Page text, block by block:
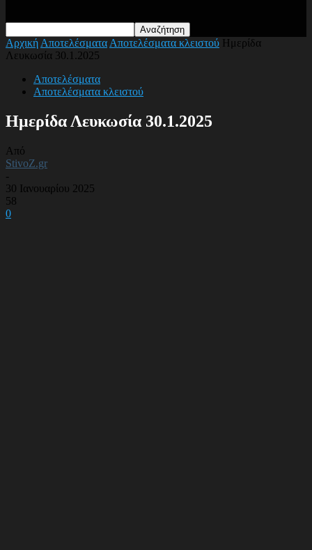
Αρχική Αποτελέσματα Αποτελέσματα κλειστού Ημερίδα
Λευκωσία 30.1.2025
Αποτελέσματα
Αποτελέσματα κλειστού
Ημερίδα Λευκωσία 30.1.2025
Από
StivoZ.gr
-
30 Ιανουαρίου 2025
58
0